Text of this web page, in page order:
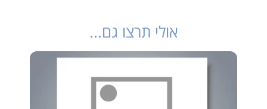
אולי תרצו גם...